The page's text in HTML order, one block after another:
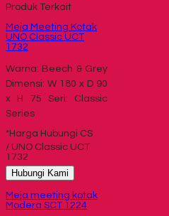
Produk Terkait
Meja Meeting Kotak
UNO Classic UCT
1732
Warna: Beech & Grey
Dimensi: W 180 x D 90
x H 75 Seri: Classic
Series
*Harga Hubungi CS
/ UNO Classic UCT
1732
Hubungi Kami
Meja meeting kotak
Modera SCT 1224